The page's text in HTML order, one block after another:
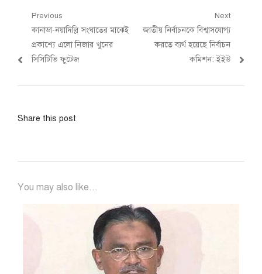
Post
navigation
Previous
Previous
post:
কানাডা-নয়াদিল্লি সংঘাতের মাঝেই
প্রকাশ্যে এলো নিজার খুনের
সিসিটিভি ফুটেজ
Next
Next
post:
জাতীয় নির্বাচনকে বিশ্বাসযোগ্য
করতে ব্যর্থ হয়েছে নির্বাচন
কমিশন: ইইউ
Share this post
You may also like...